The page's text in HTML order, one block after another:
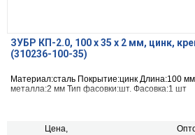
ЗУБР КП-2.0, 100 x 35 x 2 мм, цинк,
(310236-100-35)
Материал:сталь Покрытие:цинк Длина:100
металла:2 мм Тип фасовки:шт. Фасовка:1 шт
Цена,